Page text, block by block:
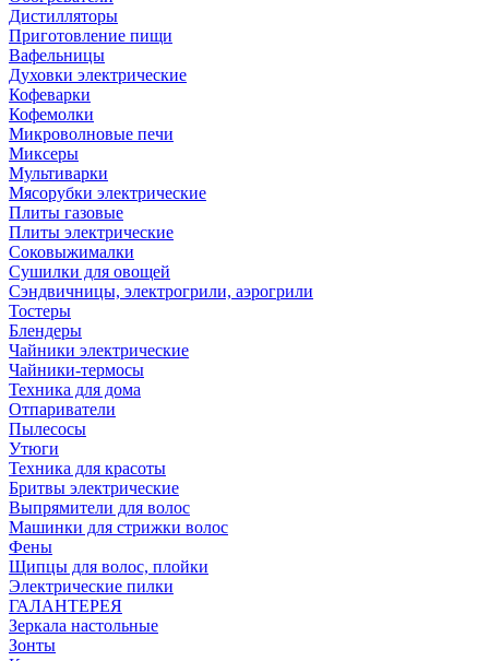
Дистилляторы
Приготовление пищи
Вафельницы
Духовки электрические
Кофеварки
Кофемолки
Микроволновые печи
Миксеры
Мультиварки
Мясорубки электрические
Плиты газовые
Плиты электрические
Соковыжималки
Сушилки для овощей
Сэндвичницы, электрогрили, аэрогрили
Тостеры
Блендеры
Чайники электрические
Чайники-термосы
Техника для дома
Отпариватели
Пылесосы
Утюги
Техника для красоты
Бритвы электрические
Выпрямители для волос
Машинки для стрижки волос
Фены
Щипцы для волос, плойки
Электрические пилки
ГАЛАНТЕРЕЯ
Зеркала настольные
Зонты